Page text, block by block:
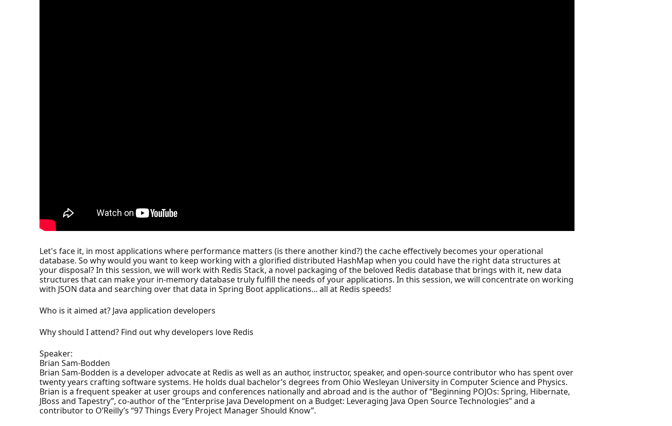
Let's face it, in most applications where performance matters (is there another kind?) the cache effectively becomes your operational
database. So why would you want to keep working with a glorified distributed HashMap when you could have the right data structures at
your disposal? In this session, we will work with Redis Stack, a novel packaging of the beloved Redis database that brings with it, new data
structures that can make your in-memory database truly fulfill the needs of your applications. In this session, we will concentrate on working
with JSON data and searching over that data in Spring Boot applications... all at Redis speeds!
Who is it aimed at? Java application developers
Why should I attend? Find out why developers love Redis
Speaker:
Brian Sam-Bodden
Brian Sam-Bodden is a developer advocate at Redis as well as an author, instructor, speaker, and open-source contributor who has spent over
twenty years crafting software systems. He holds dual bachelor’s degrees from Ohio Wesleyan University in Computer Science and Physics.
Brian is a frequent speaker at user groups and conferences nationally and abroad and is the author of “Beginning POJOs: Spring, Hibernate,
JBoss and Tapestry”, co-author of the “Enterprise Java Development on a Budget: Leveraging Java Open Source Technologies” and a
contributor to O’Reilly’s “97 Things Every Project Manager Should Know”.